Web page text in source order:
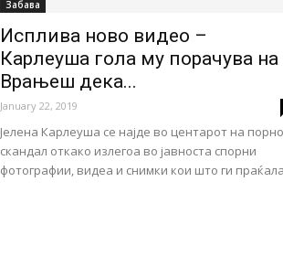
Забава
Исплива ново видео –
Карлеуша гола му порачува на
Врањеш дека...
January 22, 2019
Јелена Карлеуша се најде во центарот на порно
скандал откако излегоа во јавноста спорни
фотографии, видеа и снимки кои што ги